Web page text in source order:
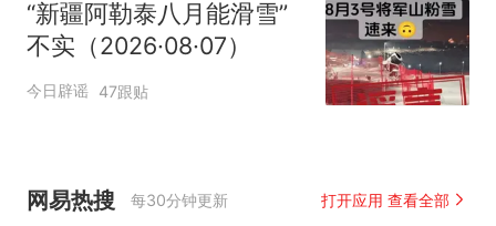
“新疆阿勒泰八月能滑雪”
不实（2026·08·07）
今日辟谣 47跟贴
网易热搜 每30分钟更新 打开应用 查看全部